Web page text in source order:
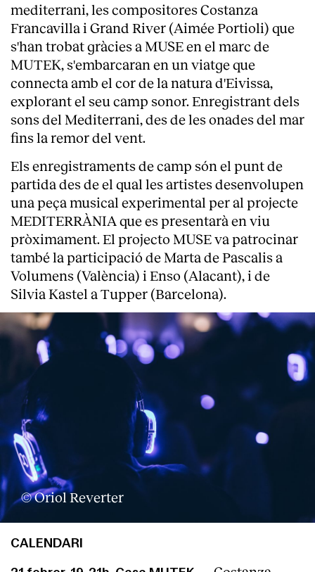
mediterrani, les compositores Costanza
Francavilla i Grand River (Aimée Portioli) que
s'han trobat gràcies a MUSE en el marc de
MUTEK, s'embarcaran en un viatge que
connecta amb el cor de la natura d'Eivissa,
explorant el seu camp sonor. Enregistrant dels
sons del Mediterrani, des de les onades del mar
fins la remor del vent.
Els enregistraments de camp són el punt de
partida des de el qual les artistes desenvolupen
una peça musical experimental per al projecte
MEDITERRÀNIA que es presentarà en viu
pròximament. El projecto MUSE va patrocinar
també la participació de Marta de Pascalis a
Volumens (València) i Enso (Alacant), i de
Silvia Kastel a Tupper (Barcelona).
© Oriol Reverter
CALENDARI